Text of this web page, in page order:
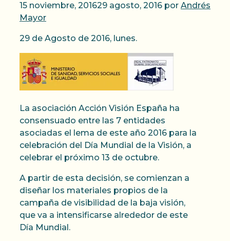
15 noviembre, 201629 agosto, 2016 por Andrés
Mayor
29 de Agosto de 2016, lunes.
La asociación Acción Visión España ha
consensuado entre las 7 entidades
asociadas el lema de este año 2016 para la
celebración del Día Mundial de la Visión, a
celebrar el próximo 13 de octubre.
A partir de esta decisión, se comienzan a
diseñar los materiales propios de la
campaña de visibilidad de la baja visión,
que va a intensificarse alrededor de este
Día Mundial.